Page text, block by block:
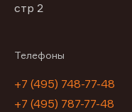
стр 2
Телефоны
+7 (495) 748-77-48
+7 (495) 787-77-48